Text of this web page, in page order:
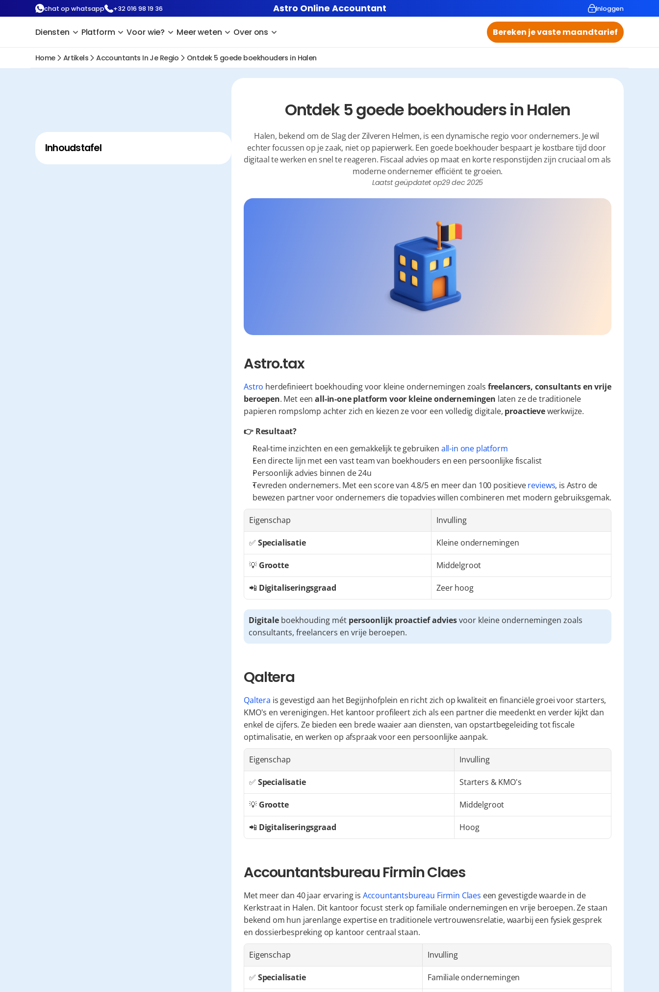
chat op whatsapp +32 016 98 19 36 Astro Online Accountant Inloggen
Diensten Platform Voor wie? Meer weten Over ons Bereken je vaste maandtarief
Home Artikels Accountants In Je Regio Ontdek 5 goede boekhouders in Halen
Inhoudstafel
Ontdek 5 goede boekhouders in Halen
Halen, bekend om de Slag der Zilveren Helmen, is een dynamische regio voor ondernemers. Je wil
echter focussen op je zaak, niet op papierwerk. Een goede boekhouder bespaart je kostbare tijd door
digitaal te werken en snel te reageren. Fiscaal advies op maat en korte responstijden zijn cruciaal om als
moderne ondernemer efficiënt te groeien.
Laatst geüpdatet op29 dec 2025
Astro.tax
Astro herdefinieert boekhouding voor kleine ondernemingen zoals freelancers, consultants en vrije
beroepen. Met een all-in-one platform voor kleine ondernemingen laten ze de traditionele
papieren rompslomp achter zich en kiezen ze voor een volledig digitale, proactieve werkwijze.
👉 Resultaat?
Real-time inzichten en een gemakkelijk te gebruiken all-in one platform
Een directe lijn met een vast team van boekhouders en een persoonlijke fiscalist
Persoonlijk advies binnen de 24u
Tevreden ondernemers. Met een score van 4.8/5 en meer dan 100 positieve reviews, is Astro de
bewezen partner voor ondernemers die topadvies willen combineren met modern gebruiksgemak.
Eigenschap Invulling
✅ Specialisatie Kleine ondernemingen
💡 Grootte Middelgroot
📲 Digitaliseringsgraad Zeer hoog
Digitale boekhouding mét persoonlijk proactief advies voor kleine ondernemingen zoals
consultants, freelancers en vrije beroepen.
Qaltera
Qaltera is gevestigd aan het Begijnhofplein en richt zich op kwaliteit en financiële groei voor starters,
KMO's en verenigingen. Het kantoor profileert zich als een partner die meedenkt en verder kijkt dan
enkel de cijfers. Ze bieden een brede waaier aan diensten, van opstartbegeleiding tot fiscale
optimalisatie, en werken op afspraak voor een persoonlijke aanpak.
Eigenschap Invulling
✅ Specialisatie Starters & KMO's
💡 Grootte Middelgroot
📲 Digitaliseringsgraad Hoog
Accountantsbureau Firmin Claes
Met meer dan 40 jaar ervaring is Accountantsbureau Firmin Claes een gevestigde waarde in de
Kerkstraat in Halen. Dit kantoor focust sterk op familiale ondernemingen en vrije beroepen. Ze staan
bekend om hun jarenlange expertise en traditionele vertrouwensrelatie, waarbij een fysiek gesprek
en dossierbespreking op kantoor centraal staan.
Eigenschap Invulling
✅ Specialisatie Familiale ondernemingen